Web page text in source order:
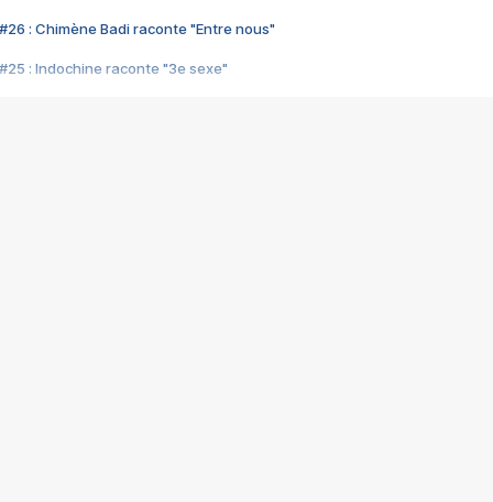
#26 : Chimène Badi raconte "Entre nous"
#25 : Indochine raconte "3e sexe"